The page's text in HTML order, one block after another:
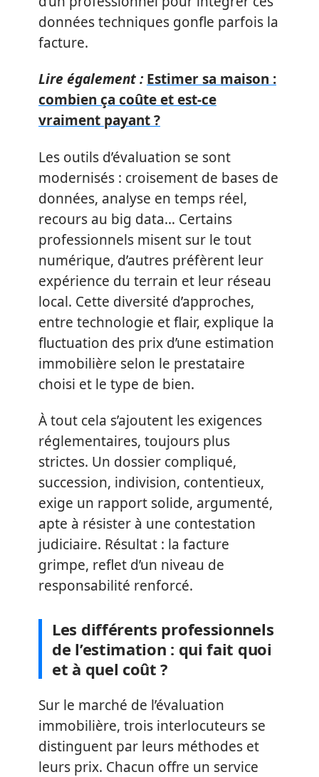
données techniques gonfle parfois la
facture.
Lire également : Estimer sa maison :
combien ça coûte et est-ce
vraiment payant ?
Les outils d’évaluation se sont
modernisés : croisement de bases de
données, analyse en temps réel,
recours au big data… Certains
professionnels misent sur le tout
numérique, d’autres préfèrent leur
expérience du terrain et leur réseau
local. Cette diversité d’approches,
entre technologie et flair, explique la
fluctuation des prix d’une estimation
immobilière selon le prestataire
choisi et le type de bien.
À tout cela s’ajoutent les exigences
réglementaires, toujours plus
strictes. Un dossier compliqué,
succession, indivision, contentieux,
exige un rapport solide, argumenté,
apte à résister à une contestation
judiciaire. Résultat : la facture
grimpe, reflet d’un niveau de
responsabilité renforcé.
Les différents professionnels
de l’estimation : qui fait quoi
et à quel coût ?
Sur le marché de l’évaluation
immobilière, trois interlocuteurs se
distinguent par leurs méthodes et
leurs prix. Chacun offre un service